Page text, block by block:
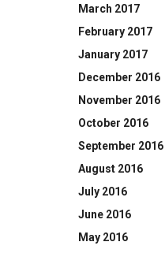
March 2017
February 2017
January 2017
December 2016
November 2016
October 2016
September 2016
August 2016
July 2016
June 2016
May 2016